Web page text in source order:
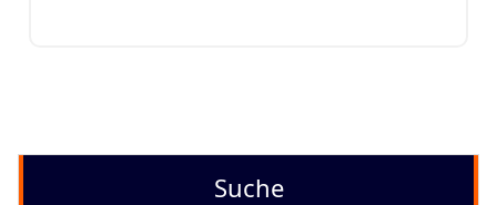
Suche